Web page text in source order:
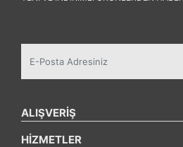
ALIŞVERİŞ
HİZMETLER